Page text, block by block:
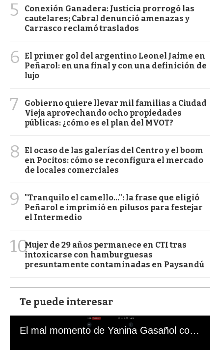
5
Conexión Ganadera: Justicia prorrogó las
cautelares; Cabral denunció amenazas y
Carrasco reclamó traslados
6
El primer gol del argentino Leonel Jaime en
Peñarol: en una final y con una definición de
lujo
7
Gobierno quiere llevar mil familias a Ciudad
Vieja aprovechando ocho propiedades
públicas: ¿cómo es el plan del MVOT?
8
El ocaso de las galerías del Centro y el boom
en Pocitos: cómo se reconfigura el mercado
de locales comerciales
9
"Tranquilo el camello...": la frase que eligió
Peñarol e imprimió en pilusos para festejar
el Intermedio
10Mujer de 29 años permanece en CTI tras
intoxicarse con hamburguesas
presuntamente contaminadas en Paysandú
Te puede interesar
El mal momento de Yanina Gasañol con un hincha argentino en "Subrayado"